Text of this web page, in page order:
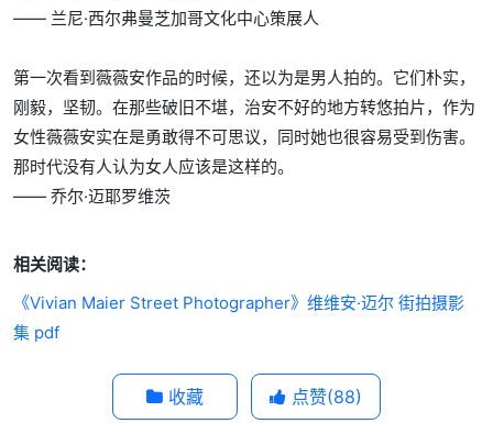
—— 兰尼·西尔弗曼芝加哥文化中心策展人
第一次看到薇薇安作品的时候，还以为是男人拍的。它们朴实，
刚毅，坚韧。在那些破旧不堪，治安不好的地方转悠拍片，作为
女性薇薇安实在是勇敢得不可思议，同时她也很容易受到伤害。
那时代没有人认为女人应该是这样的。
—— 乔尔·迈耶罗维茨
相关阅读：
《Vivian Maier Street Photographer》维维安·迈尔 街拍摄影
集 pdf
收藏 点赞(88)